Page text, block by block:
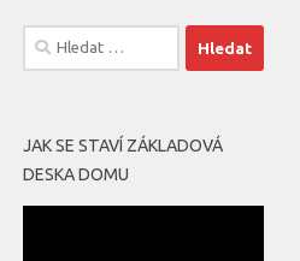
Vyhledávání
JAK SE STAVÍ ZÁKLADOVÁ
DESKA DOMU